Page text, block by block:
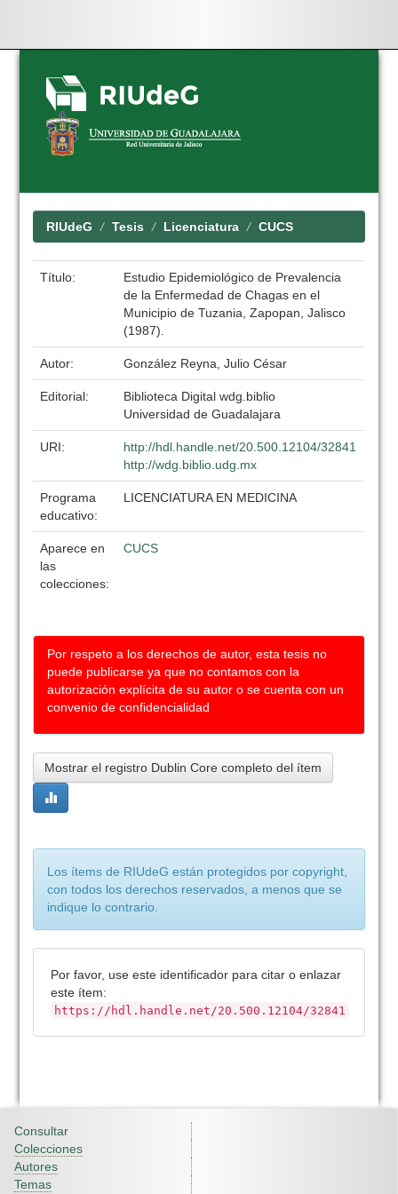
Skip
navigation
RIUdeG Tesis Licenciatura CUCS
Título:
Estudio Epidemiológico de Prevalencia
de la Enfermedad de Chagas en el
Municipio de Tuzania, Zapopan, Jalisco
(1987).
Autor: González Reyna, Julio César
Editorial:
Biblioteca Digital wdg.biblio
Universidad de Guadalajara
URI:
http://hdl.handle.net/20.500.12104/32841
http://wdg.biblio.udg.mx
Programa
educativo:
LICENCIATURA EN MEDICINA
Aparece en
las
colecciones:
CUCS
Por respeto a los derechos de autor, esta tesis no
puede publicarse ya que no contamos con la
autorización explícita de su autor o se cuenta con un
convenio de confidencialidad
Mostrar el registro Dublin Core completo del ítem
Los ítems de RIUdeG están protegidos por copyright,
con todos los derechos reservados, a menos que se
indique lo contrario.
Por favor, use este identificador para citar o enlazar
este ítem:
https://hdl.handle.net/20.500.12104/32841
Consultar
Colecciones
Autores
Temas